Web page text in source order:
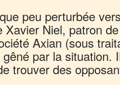
peu perturbée
Xavier Niel, patron
Axian (sous
par la situation.
trouver des